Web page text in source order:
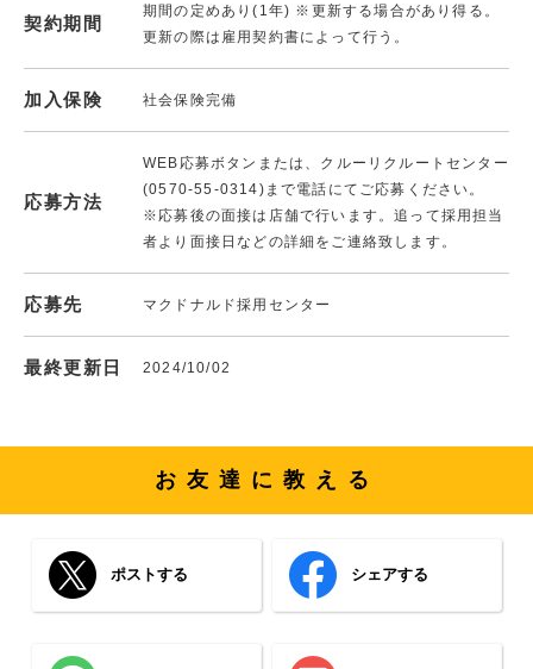
契約期間
期間の定めあり(1年) ※更新する場合があり得る。
更新の際は雇用契約書によって行う。
加入保険 社会保険完備
応募方法
WEB応募ボタンまたは、クルーリクルートセンター
(0570-55-0314)まで電話にてご応募ください。
※応募後の面接は店舗で行います。追って採用担当
者より面接日などの詳細をご連絡致します。
応募先 マクドナルド採用センター
最終更新日 2024/10/02
お友達に教える
ポストする シェアする